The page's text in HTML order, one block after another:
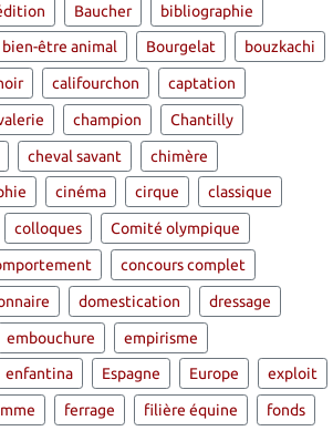
Baucher bibliographie
bien-être animal Bourgelat bouzkachi
califourchon captation
champion Chantilly
cheval savant chimère
cinéma cirque classique
colloques Comité olympique
concours complet
domestication dressage
embouchure empirisme
enfantina Espagne Europe exploit
ferrage filière équine fonds